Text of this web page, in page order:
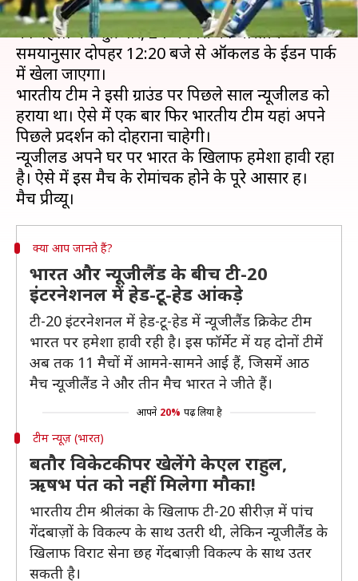
न्यूजीलैंड और भारत के बीच पांच मैचों की टी-20 सीरीज़
का पहला मैच शुक्रवार, 24 जनवरी को भारतीय
समयानुसार दोपहर 12:20 बजे से ऑकलैंड के ईडन पार्क
में खेला जाएगा।
भारतीय टीम ने इसी ग्राउंड पर पिछले साल न्यूजीलैंड को
हराया था। ऐसे में एक बार फिर भारतीय टीम यहां अपने
पिछले प्रदर्शन को दोहराना चाहेगी।
न्यूजीलैंड अपने घर पर भारत के खिलाफ हमेशा हावी रहा
है। ऐसे में इस मैच के रोमांचक होने के पूरे आसार हैं।
क्या आप जानते हैं?
भारत और न्यूजीलैंड के बीच टी-20
इंटरनेशनल में हेड-टू-हेड आंकड़े
टी-20 इंटरनेशनल में हेड-टू-हेड में न्यूजीलैंड क्रिकेट टीम
भारत पर हमेशा हावी रही है। इस फॉर्मेट में यह दोनों टीमें
अब तक 11 मैचों में आमने-सामने आई हैं, जिसमें आठ
मैच न्यूजीलैंड ने और तीन मैच भारत ने जीते हैं।
आपने 20% पढ़ लिया है
टीम न्यूज़ (भारत)
बतौर विकेटकीपर खेलेंगे केएल राहुल,
ऋषभ पंत को नहीं मिलेगा मौका!
भारतीय टीम श्रीलंका के खिलाफ टी-20 सीरीज़ में पांच
गेंदबाज़ों के विकल्प के साथ उतरी थी, लेकिन न्यूजीलैंड के
खिलाफ विराट सेना छह गेंदबाज़ी विकल्प के साथ उतर
सकती है।